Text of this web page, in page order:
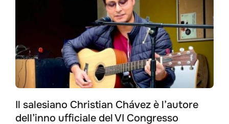
Il salesiano Christian Chávez è l’autore
dell’inno ufficiale del VI Congresso